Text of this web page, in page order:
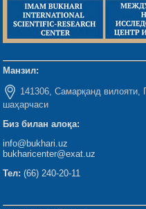
Манзил:
141306, Самарқанд
шаҳарчаси
Биз билан алоқа:
info@bukhari.uz
bukharicenter@exat.uz
Тел: (66) 240-20-11